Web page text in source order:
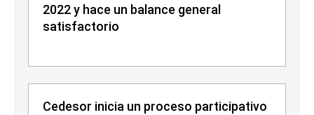
2022 y hace un balance general
satisfactorio
Cedesor inicia un proceso participativo